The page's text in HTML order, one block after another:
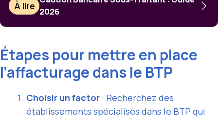
À lire 2026
Étapes pour mettre en place
l’affacturage dans le BTP
Choisir un factor : Recherchez des
établissements spécialisés dans le BTP qui